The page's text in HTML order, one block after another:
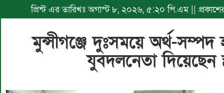
প্রিন্ট এর তারিখঃ অগাস্ট ৮, ২০২৬, ৫:২০ পি.এম ||
মুন্সীগঞ্জে দুঃসময়ে অর্থ-সম্পদ
যুবদলনেতা দিয়েছেন